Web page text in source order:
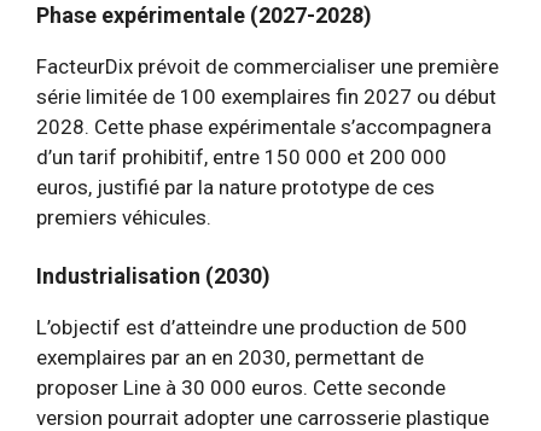
Phase expérimentale (2027-2028)
FacteurDix prévoit de commercialiser une première
série limitée de 100 exemplaires fin 2027 ou début
2028. Cette phase expérimentale s’accompagnera
d’un tarif prohibitif, entre 150 000 et 200 000
euros, justifié par la nature prototype de ces
premiers véhicules.
Industrialisation (2030)
L’objectif est d’atteindre une production de 500
exemplaires par an en 2030, permettant de
proposer Line à 30 000 euros. Cette seconde
version pourrait adopter une carrosserie plastique